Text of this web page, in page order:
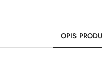
OPIS